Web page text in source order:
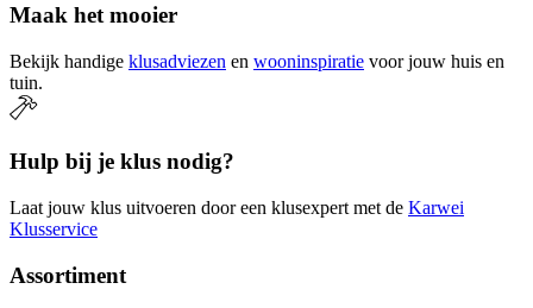
Maak het mooier
Bekijk handige klusadviezen en wooninspiratie voor jouw huis en
tuin.
Hulp bij je klus nodig?
Laat jouw klus uitvoeren door een klusexpert met de Karwei
Klusservice
Assortiment